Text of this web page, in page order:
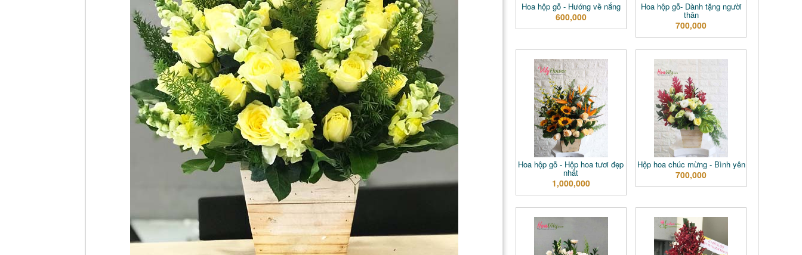
Hoa hộp gỗ - Hướng về nắng
600,000
Hoa hộp gỗ- Dành tặng người
thân
700,000
Hoa hộp gỗ - Hộp hoa tươi đẹp
nhất
1,000,000
Hộp hoa chúc mừng - Bình yên
700,000